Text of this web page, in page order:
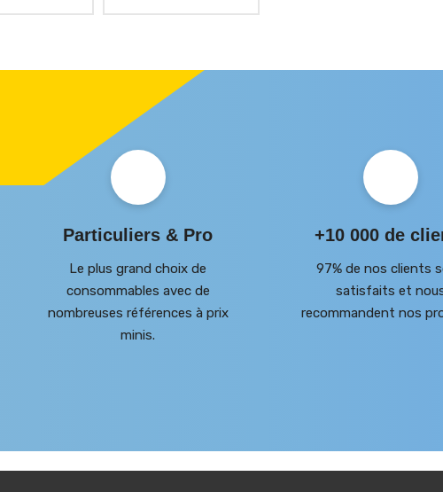
Particuliers & Pro
Le plus grand choix de
consommables avec de
nombreuses références à prix
minis.
+10 000 de
97% de nos clients
satisfaits et
recommandent nos